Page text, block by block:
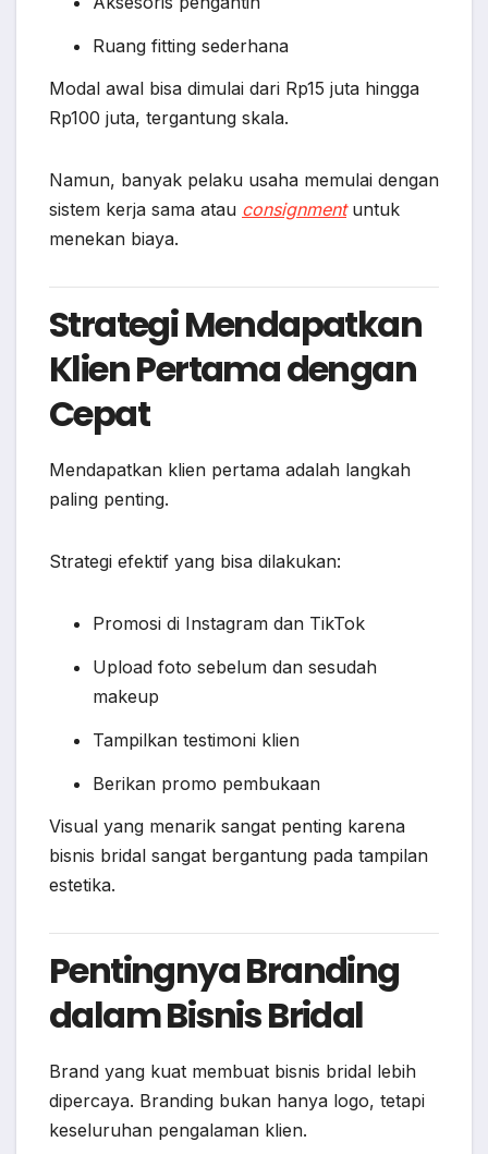
Ruang fitting sederhana
Modal awal bisa dimulai dari Rp15 juta hingga
Rp100 juta, tergantung skala.
Namun, banyak pelaku usaha memulai dengan
sistem kerja sama atau consignmentuntuk
menekan biaya.
Strategi Mendapatkan
Klien Pertama dengan
Cepat
Mendapatkan klien pertama adalah langkah
paling penting.
Strategi efektif yang bisa dilakukan:
Promosi di Instagram dan TikTok
Upload foto sebelum dan sesudah
makeup
Tampilkan testimoni klien
Berikan promo pembukaan
Visual yang menarik sangat penting karena
bisnis bridal sangat bergantung pada tampilan
estetika.
Pentingnya Branding
dalam Bisnis Bridal
Brand yang kuat membuat bisnis bridal lebih
dipercaya. Branding bukan hanya logo, tetapi
keseluruhan pengalaman klien.